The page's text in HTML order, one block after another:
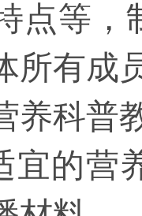
点等，
所有成
养科普
宜的营